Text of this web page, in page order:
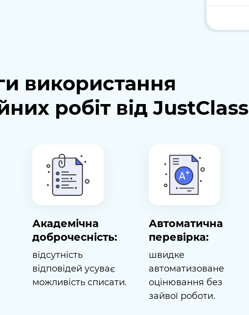
використання
робіт від JustClass
Академічна
доброчесність:
відсутність
відповідей усуває
можливість списати.
Автоматична
перевірка:
швидке
автоматизоване
оцінювання без
зайвої роботи.